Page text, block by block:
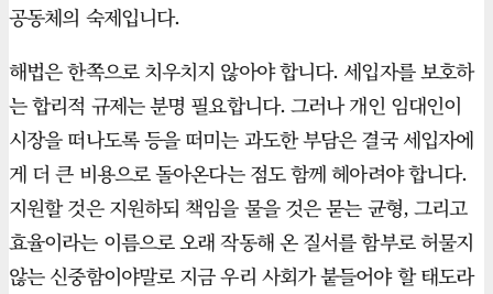
공동체의 숙제입니다.
해법은 한쪽으로 치우치지 않아야 합니다. 세입자를 보호하
는 합리적 규제는 분명 필요합니다. 그러나 개인 임대인이
시장을 떠나도록 등을 떠미는 과도한 부담은 결국 세입자에
게 더 큰 비용으로 돌아온다는 점도 함께 헤아려야 합니다.
지원할 것은 지원하되 책임을 물을 것은 묻는 균형, 그리고
효율이라는 이름으로 오래 작동해 온 질서를 함부로 허물지
않는 신중함이야말로 지금 우리 사회가 붙들어야 할 태도라